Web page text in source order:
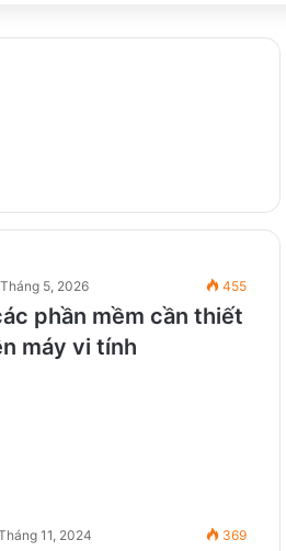
5, 2026 455
phần mềm cần thiết
máy vi tính
11, 2024 369